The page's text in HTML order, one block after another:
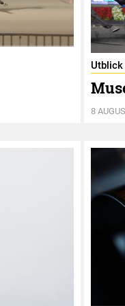
Utblick
8